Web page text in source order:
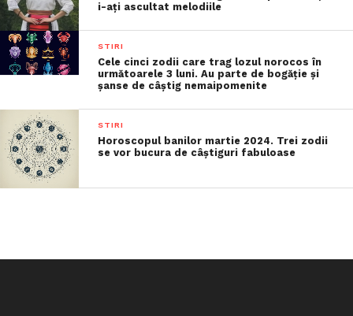
i-ați ascultat melodiile
STIRI
Cele cinci zodii care trag lozul norocos în
următoarele 3 luni. Au parte de bogăție și
șanse de câștig nemaipomenite
STIRI
Horoscopul banilor martie 2024. Trei zodii
se vor bucura de câștiguri fabuloase